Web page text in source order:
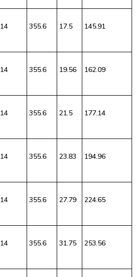
14 355.6 17.5 145.91
14 355.6 19.56 162.09
14 355.6 21.5 177.14
14 355.6 23.83 194.96
14 355.6 27.79 224.65
14 355.6 31.75 253.56